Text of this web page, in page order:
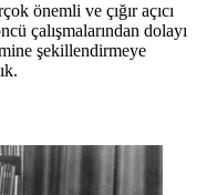
önemli ve çığır açıcı
çalışmalarından dolayı
şekillendirmeye